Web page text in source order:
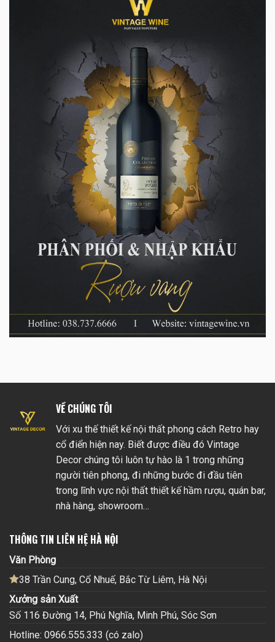
VỀ CHÚNG TÔI
Với xu thế thiết kế nội thất phong cách Retro hay
cổ điển hiện nay. Biết được điều đó Vintage
Decor chúng tôi luôn tự hào là 1 trong những
người tiên phong, đi những bước đi đầu tiên
trong lĩnh vực nội thất thiết kế hầm rượu, quán bar,
nhà hàng, showroom…
THÔNG TIN LIÊN HỆ HÀ NỘI
Văn Phòng
38 Trần Cung, Cổ Nhuế, Bắc Từ Liêm, Hà Nội
Xưởng sản Xuất
Số 116 Đường 14, Phú Nghĩa, Minh Phú, Sóc Sơn
Hotline: 0966.555.333 (có zalo)